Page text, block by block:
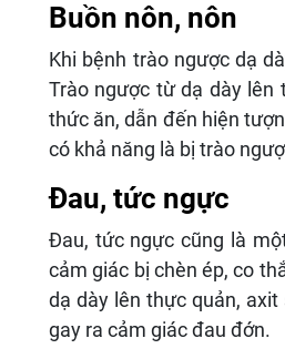
Buồn nôn, nôn
Khi bệnh trào ngược dạ
Trào ngược từ dạ dày lên
thức ăn, dẫn đến hiện
có khả năng là bị trào
Đau, tức ngực
Đau, tức ngực cũng là
cảm giác bị chèn ép, co
dạ dày lên thực quản,
gay ra cảm giác đau đớn.